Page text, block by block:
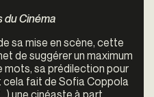
du Cinéma
sa mise en scène, cette
de suggérer un maximum
mots, sa prédilection pour
cela fait de Sofia Coppola
une cinéaste à part